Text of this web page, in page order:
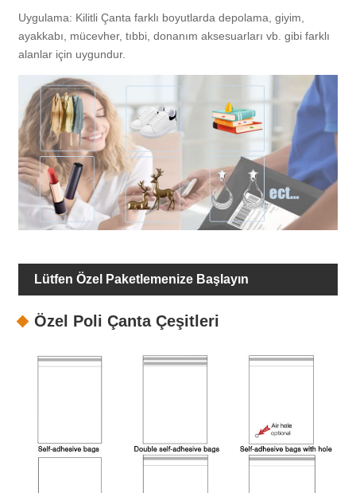
Uygulama: Kilitli Çanta farklı boyutlarda depolama, giyim,
ayakkabı, mücevher, tıbbi, donanım aksesuarları vb. gibi farklı
alanlar için uygundur.
Lütfen Özel Paketlemenize Başlayın
Özel Poli Çanta Çeşitleri